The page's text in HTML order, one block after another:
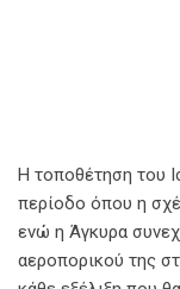
Η τοποθέτηση του
περίοδο όπου η
ενώ η Άγκυρα
αεροπορικού της